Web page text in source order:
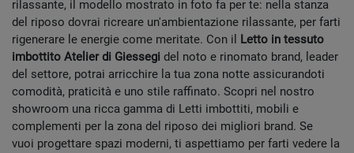
rilassante, il modello mostrato in foto fa per te: nella stanza
del riposo dovrai ricreare un'ambientazione rilassante, per farti
rigenerare le energie come meritate. Con il Letto in tessuto
imbottito Atelier di Giessegi del noto e rinomato brand, leader
del settore, potrai arricchire la tua zona notte assicurandoti
comodità, praticità e uno stile raffinato. Scopri nel nostro
showroom una ricca gamma di Letti imbottiti, mobili e
complementi per la zona del riposo dei migliori brand. Se
vuoi progettare spazi moderni, ti aspettiamo per farti vedere la